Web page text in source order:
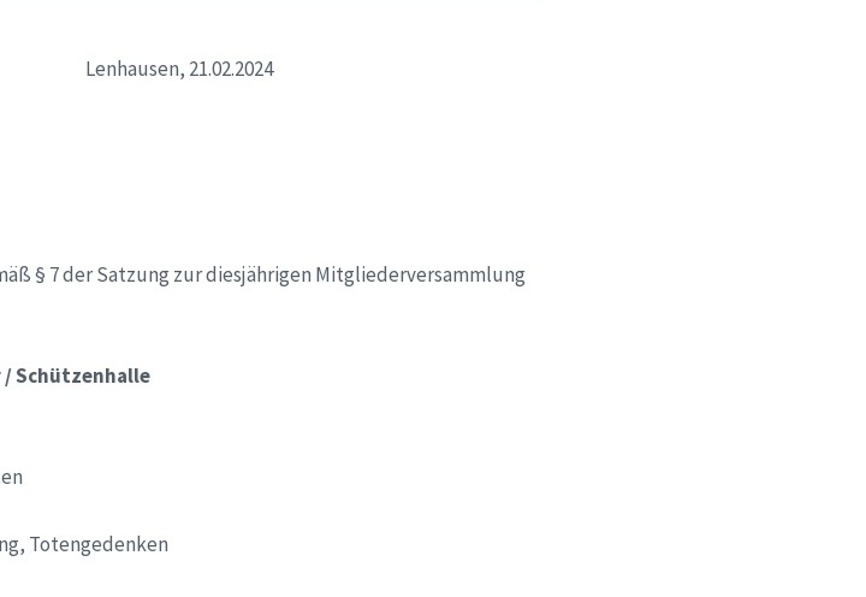
21.02.2024
§ 7 der Satzung zur diesjährigen Mitgliederversammlung
/ Schützenhalle
Totengedenken